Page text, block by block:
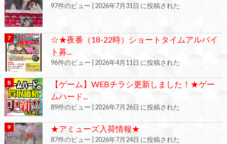
97件のビュー 2026年7月31日 に投稿された
☆★夜番（18-22時）ショートタイムアルバイ
ト募...
96件のビュー 2026年4月11日 に投稿された
【ゲーム】WEBチラシ更新しました！★ゲー
ムハード...
89件のビュー 2026年7月26日 に投稿された
★アミューズ入荷情報★
87件のビュー 2026年7月24日 に投稿された